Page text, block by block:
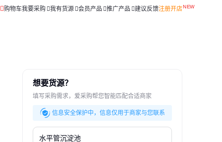
购物车我要采购 我有货源 会员产品 推广产品 建议反馈注册开店
想要货源？
填写采购需求，爱采购帮您智能匹配合适商家
信息安全保护中，信息仅用于商家与您联系